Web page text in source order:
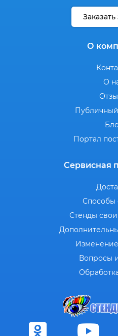
О
О
Портал
Сервисная
Способы
Стенды
Вопросы